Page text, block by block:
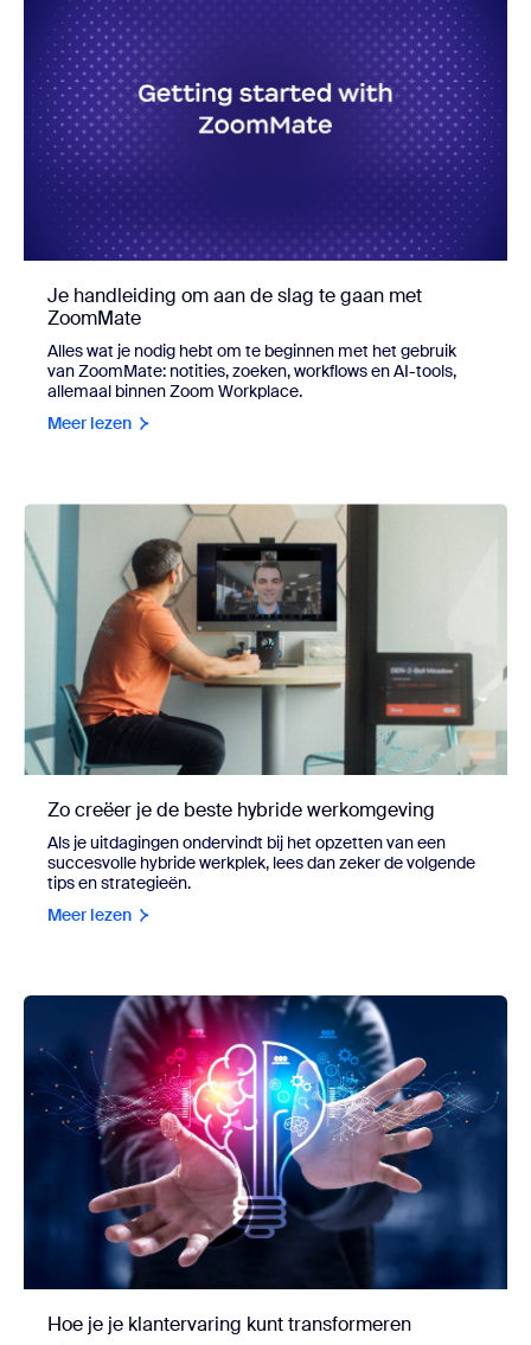
Je handleiding om aan de slag te gaan met
ZoomMate
Alles wat je nodig hebt om te beginnen met het gebruik
van ZoomMate: notities, zoeken, workflows en AI-tools,
allemaal binnen Zoom Workplace.
Meer lezen
Zo creëer je de beste hybride werkomgeving
Als je uitdagingen ondervindt bij het opzetten van een
succesvolle hybride werkplek, lees dan zeker de volgende
tips en strategieën.
Meer lezen
Hoe je je klantervaring kunt transformeren